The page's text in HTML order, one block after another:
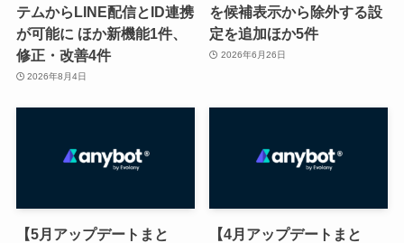
テムからLINE配信とID連携
が可能に ほか新機能1件、
修正・改善4件
2026年8月4日
を候補表示から除外する設
定を追加ほか5件
2026年6月26日
【5月アップデートまと
【4月アップデートまと